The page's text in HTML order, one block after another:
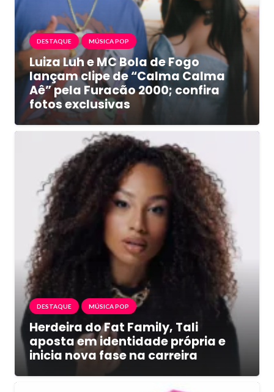
DESTAQUE MÚSICA POP
Luiza Luh e MC Bola de Fogo
lançam clipe de “Calma Calma
Aê” pela Furacão 2000; confira
fotos exclusivas
DESTAQUE MÚSICA POP
Herdeira do Fat Family, Tali
aposta em identidade própria e
inicia nova fase na carreira